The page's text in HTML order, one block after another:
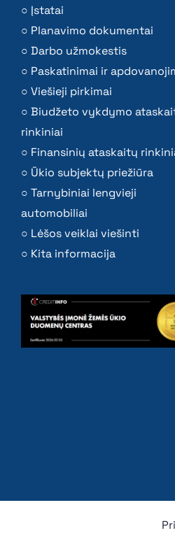
Įstatai
Planavimo dokumentai
Darbo užmokestis
Paskatinimai ir
Viešieji pirkimai
Biudžeto vykdymo
rinkiniai
Finansinių ataskaitų
Ūkio subjektų priežiūra
Tarnybiniai lengvieji
automobiliai
Lėšos veiklai viešinti
Kita informacija